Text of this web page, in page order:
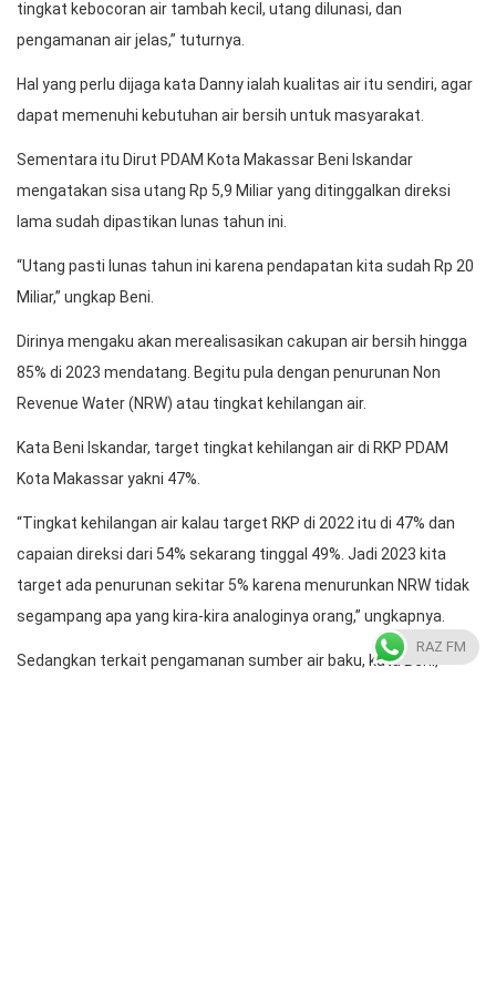
tingkat kebocoran air tambah kecil, utang dilunasi, dan
pengamanan air jelas,” tuturnya.
Hal yang perlu dijaga kata Danny ialah kualitas air itu sendiri, agar
dapat memenuhi kebutuhan air bersih untuk masyarakat.
Sementara itu Dirut PDAM Kota Makassar Beni Iskandar
mengatakan sisa utang Rp 5,9 Miliar yang ditinggalkan direksi
lama sudah dipastikan lunas tahun ini.
“Utang pasti lunas tahun ini karena pendapatan kita sudah Rp 20
Miliar,” ungkap Beni.
Dirinya mengaku akan merealisasikan cakupan air bersih hingga
85% di 2023 mendatang. Begitu pula dengan penurunan Non
Revenue Water (NRW) atau tingkat kehilangan air.
Kata Beni Iskandar, target tingkat kehilangan air di RKP PDAM
Kota Makassar yakni 47%.
“Tingkat kehilangan air kalau target RKP di 2022 itu di 47% dan
capaian direksi dari 54% sekarang tinggal 49%. Jadi 2023 kita
target ada penurunan sekitar 5% karena menurunkan NRW tidak
segampang apa yang kira-kira analoginya orang,” ungkapnya.
Sedangkan terkait pengamanan sumber air baku, kata Beni,
RAZ FM